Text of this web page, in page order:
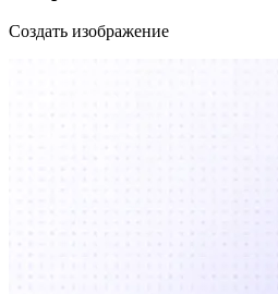
Создать изображение